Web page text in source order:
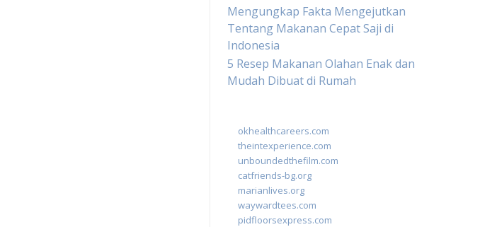
Mengungkap Fakta Mengejutkan
Tentang Makanan Cepat Saji di
Indonesia
5 Resep Makanan Olahan Enak dan
Mudah Dibuat di Rumah
okhealthcareers.com
theintexperience.com
unboundedthefilm.com
catfriends-bg.org
marianlives.org
waywardtees.com
pidfloorsexpress.com